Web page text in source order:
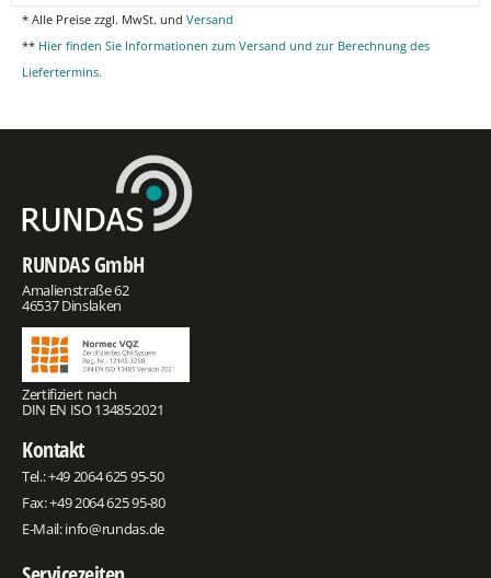
* Alle Preise zzgl. MwSt. und Versand
** Hier finden Sie Informationen zum Versand und zur Berechnung des
Liefertermins.
RUNDAS GmbH
Amalienstraße 62
46537 Dinslaken
Zertifiziert nach
DIN EN ISO 13485:2021
Kontakt
Tel.:+49 2064 625 95-50
Fax: +49 2064 625 95-80
E-Mail:info@rundas.de